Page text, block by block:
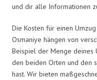
und dir alle Informationen
Die Kosten für einen
Osmaniye hängen von
Beispiel der Menge deines
den beiden Orten und den
hast. Wir bieten